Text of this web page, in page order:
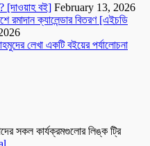
[দাওয়াহ বই] February 13, 2026
রমাদান ক্যালেন্ডার বিতরণ [এইচডি
লেখা একটি বইয়ের পর্যালোচনা
সকল কার্যক্রমগুলোর লিঙ্ক ট্রি